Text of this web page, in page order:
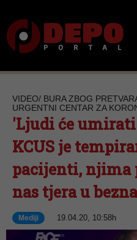
VIDEO/ BURA ZBOG
URGENTNI CENTAR ZA
'Ljudi će
KCUS je
pacijenti, njima
nas tjera u
Mediji 19.04.20, 10:58h